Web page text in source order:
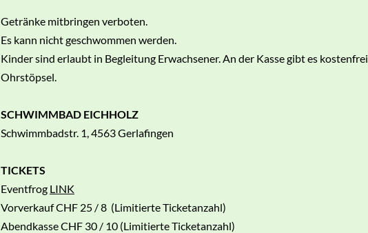
Getränke mitbringen verboten.
Es kann nicht geschwommen werden.
Kinder sind erlaubt in Begleitung Erwachsener. An der Kasse gibt es kostenfrei
Ohrstöpsel.
SCHWIMMBAD EICHHOLZ
Schwimmbadstr. 1, 4563 Gerlafingen
TICKETS
Eventfrog LINK
Vorverkauf CHF 25 / 8 (Limitierte Ticketanzahl)
Abendkasse CHF 30 / 10 (Limitierte Ticketanzahl)